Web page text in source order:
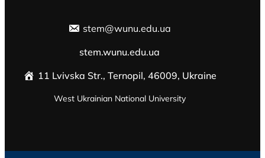
stem@wunu.edu.ua
stem.wunu.edu.ua
11 Lvivska Str., Ternopil, 46009, Ukraine
West Ukrainian National University